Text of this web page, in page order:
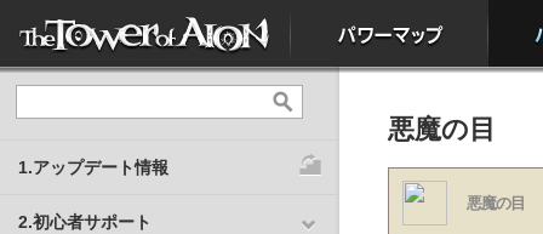
1.アップデート情報
2.初心者サポート
悪魔の目
悪魔の目